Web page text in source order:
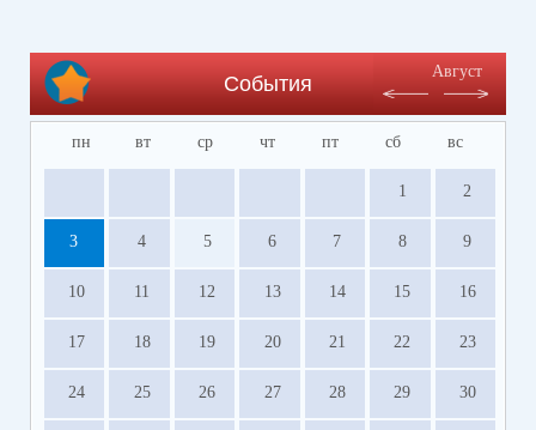
События
Август
пн вт ср чт пт сб вс
1 2
3 4 5 6 7 8 9
10 11 12 13 14 15 16
17 18 19 20 21 22 23
24 25 26 27 28 29 30